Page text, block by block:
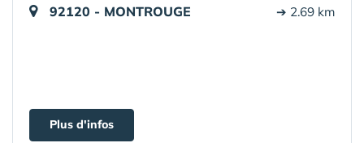
92120 - MONTROUGE ➔ 2.69 km
Plus d'infos